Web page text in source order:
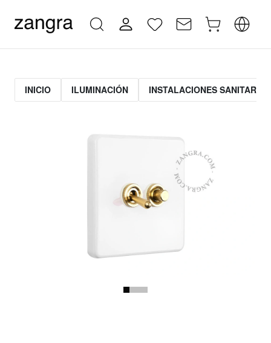
INICIO ILUMINACIÓN INSTALACIONES SANITARIAS